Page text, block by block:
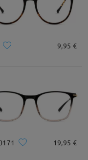
Rostro
9,95 €
19,95 €